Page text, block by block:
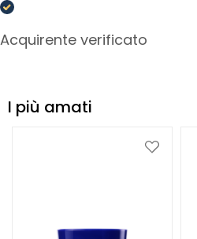
I
a
Acquirente verificato
I più amati
Aggiungi